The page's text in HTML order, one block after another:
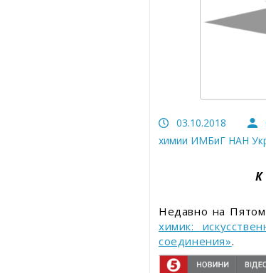
Статьи о
Статьи об
03.10.2018
химии ИМБиГ НАН
К
Недавно на
химик:
соединения».